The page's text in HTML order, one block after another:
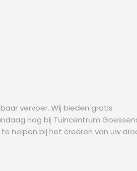
vervoer. Wij bieden gratis
nog bij Tuincentrum
helpen bij het creëren van uw